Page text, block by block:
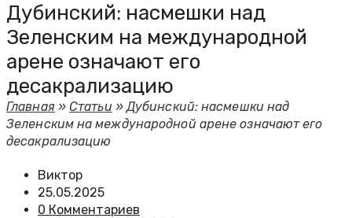
Дубинский: насмешки над
Зеленским на международной
арене означают его
десакрализацию
Главная»Статьи »Дубинский: насмешки над
Зеленским на международной арене означают его
десакрализацию
Виктор
25.05.2025
0 Комментариев